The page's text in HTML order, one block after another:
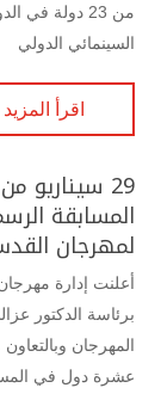
من 23 دولة
السينمائي الدولي
اقرأ المزيد
29
المسابقة
لمهرجان
أعلنت إدارة
برئاسة الدكتور
عشرة دول في